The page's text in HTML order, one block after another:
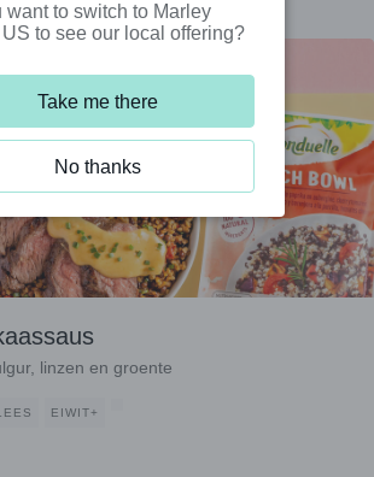
linzen en groente
EIWIT+
want to switch to Marley
to see our local offering?
Take me there
No thanks